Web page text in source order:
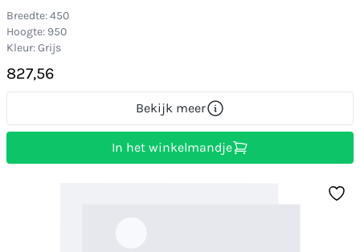
Breedte: 450
Hoogte: 950
Kleur: Grijs
827,56
Bekijk meer
In het winkelmandje